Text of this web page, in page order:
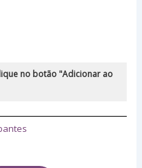
no botão "Adicionar ao